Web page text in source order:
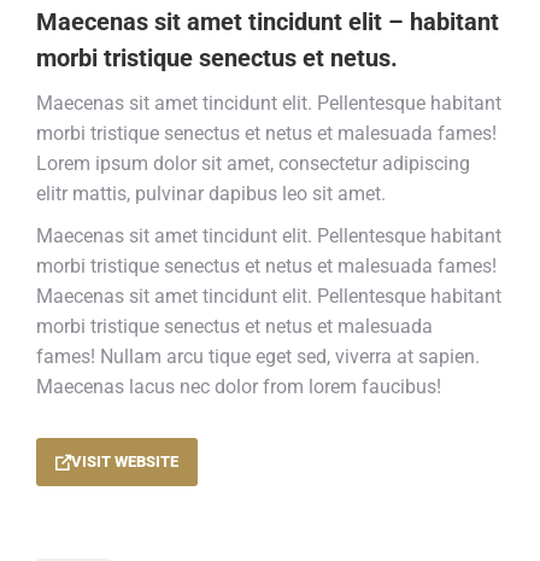
Maecenas sit amet tincidunt elit – habitant
morbi tristique senectus et netus.
Maecenas sit amet tincidunt elit. Pellentesque habitant
morbi tristique senectus et netus et malesuada fames!
Lorem ipsum dolor sit amet, consectetur adipiscing
elitr mattis, pulvinar dapibus leo sit amet.
Maecenas sit amet tincidunt elit. Pellentesque habitant
morbi tristique senectus et netus et malesuada fames!
Maecenas sit amet tincidunt elit. Pellentesque habitant
morbi tristique senectus et netus et malesuada
fames! Nullam arcu tique eget sed, viverra at sapien.
Maecenas lacus nec dolor from lorem faucibus!
VISIT WEBSITE